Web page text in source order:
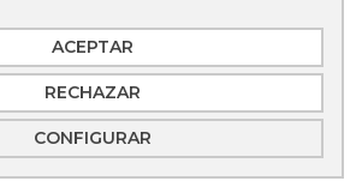
ACEPTAR
RECHAZAR
CONFIGURAR